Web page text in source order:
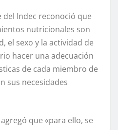
Indec reconoció que
nutricionales son
el sexo y la actividad de
hacer una adecuación
de cada miembro de
sus necesidades
que «para ello, se